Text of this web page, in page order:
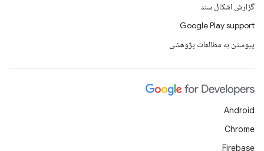
گزارش اشکال سند
Google Play support
پیوستن به مطالعات پژوهشی
Android
Chrome
Firebase